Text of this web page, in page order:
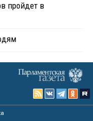
пройдет в